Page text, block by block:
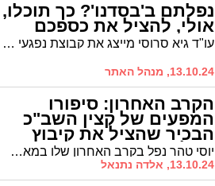
נפלתם ב'בסדנו'? כך תוכלו,
אולי, להציל את כספכם
עו"ד גיא סרוסי מייצג את קבוצת נפגעי 'בסדנו'. כך תפעלו אם ברצונכם להציל את הכסף שהושקע
13.10.24, מנהל האתר
הקרב האחרון: סיפורו
המפעים של קצין השב"כ
הבכיר שהציל את קיבוץ
מפלסים (וידאו) יוסי טהר נפל בקרב האחרון שלו במאמץ למנוע ממחבלים לחדור לקיבוץ מפלסים. בשעתיים שלפני כן, הציל את חייו של חברו לוחם בשב"כ שנקלע למארב ונפצע אנושות. הוא חיסל מחבלים תוך כדי נסיעה והכווין כוחות אוויריים שמנעו מעשרות טנדרים עמוסי מחבלים לפרוץ לערי המרכז של ישראל
13.10.24, אלדה נתנאל